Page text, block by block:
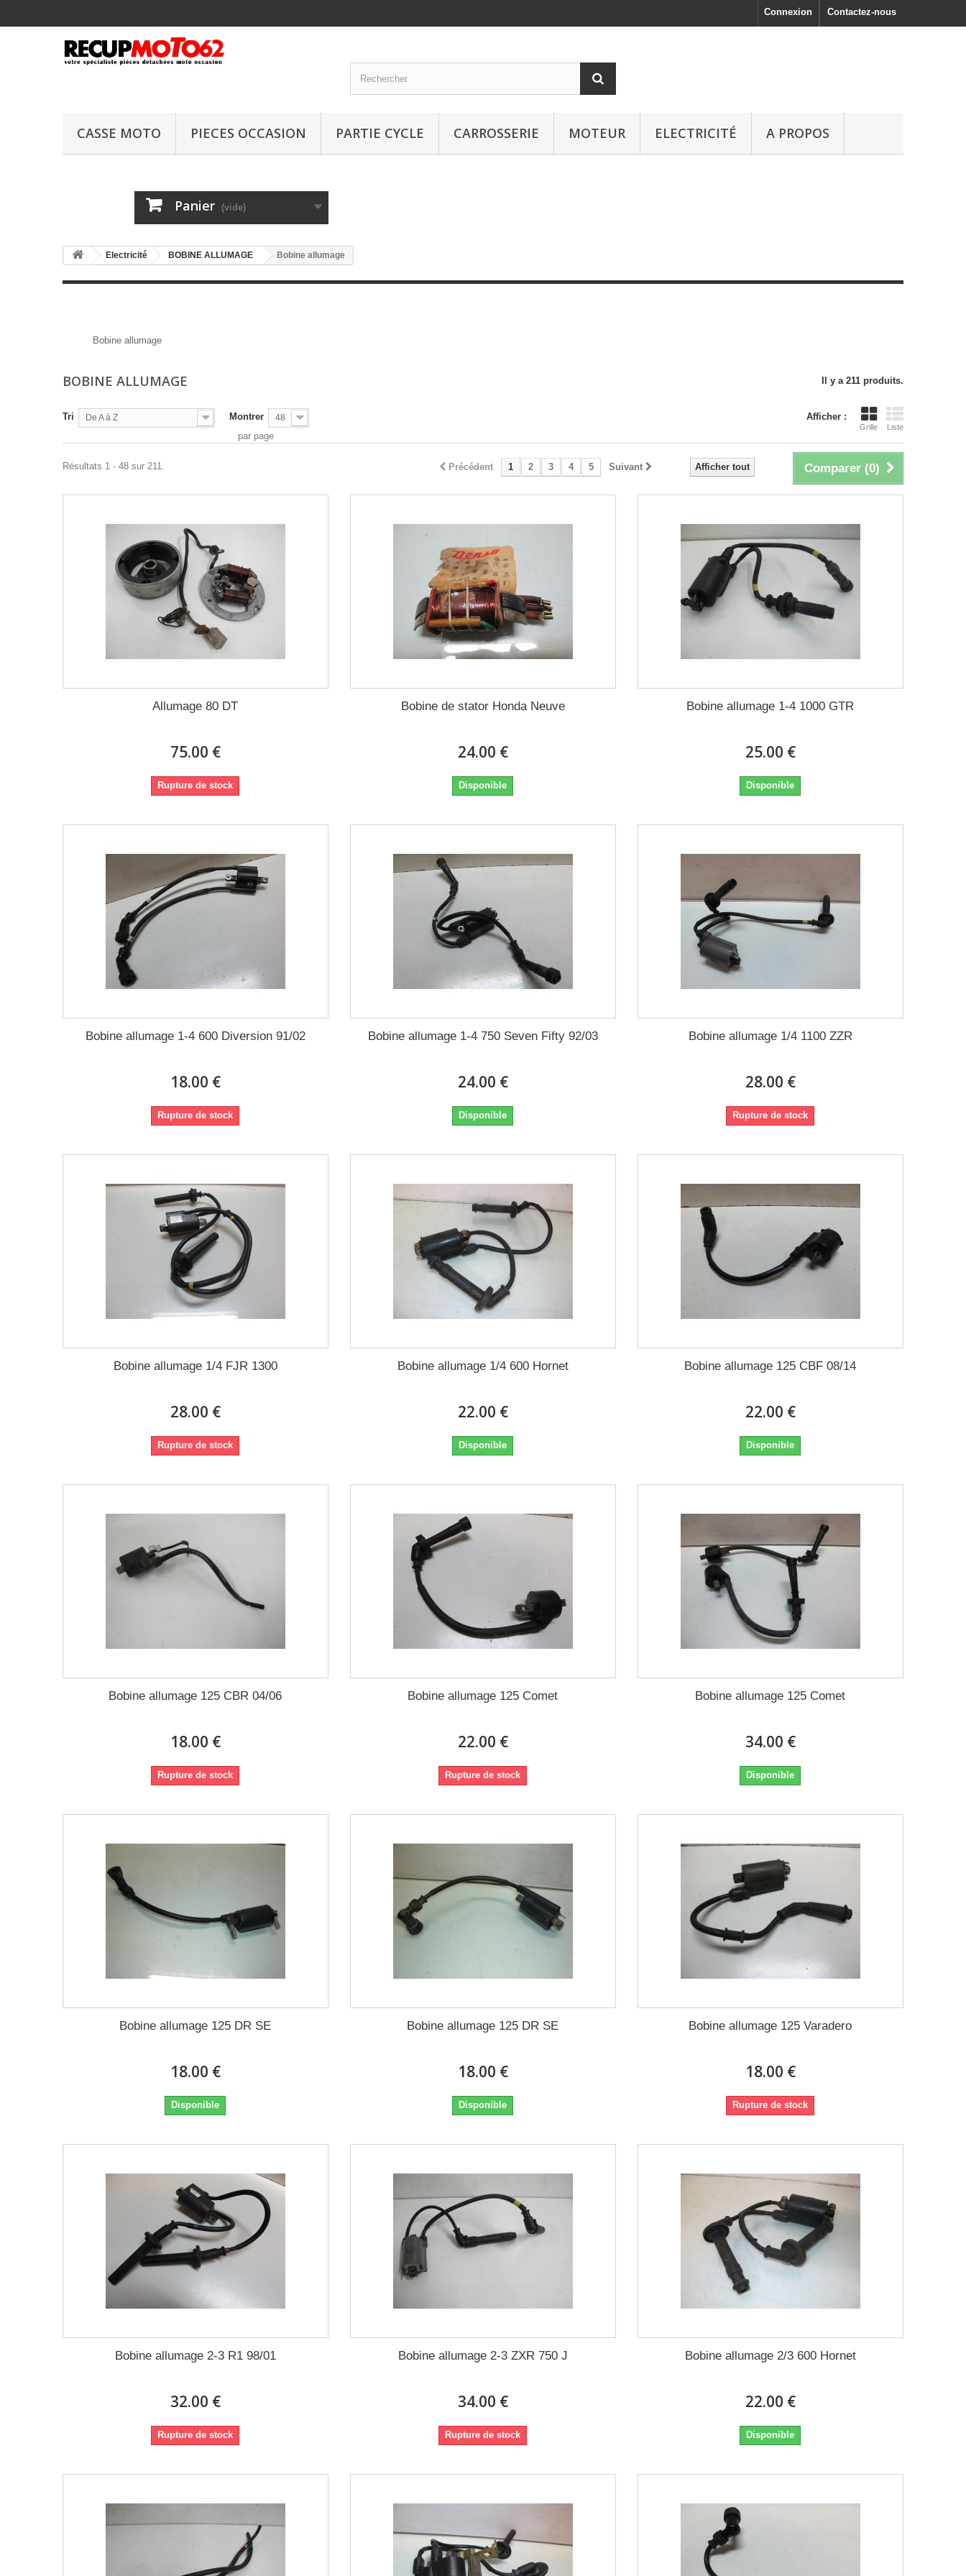
Contactez-nous
Connexion
CASSE MOTO PIECES OCCASION PARTIE CYCLE CARROSSERIE MOTEUR ELECTRICITÉ A PROPOS
Panier (vide)
Electricité BOBINE ALLUMAGE Bobine allumage
Bobine allumage
BOBINE ALLUMAGE Il y a 211 produits.
Afficher :
Grille Liste
Tri De A à Z Montrer 48
par page
Comparer (0)
Afficher tout
Précédent 1 2 3 4 5 Suivant
Résultats 1 - 48 sur 211.
Allumage 80 DT
75.00 €
Rupture de stock
Bobine de stator Honda Neuve
24.00 €
Disponible
Bobine allumage 1-4 1000 GTR
25.00 €
Disponible
Bobine allumage 1-4 600 Diversion 91/02
18.00 €
Rupture de stock
Bobine allumage 1-4 750 Seven Fifty 92/03
24.00 €
Disponible
Bobine allumage 1/4 1100 ZZR
28.00 €
Rupture de stock
Bobine allumage 1/4 FJR 1300
28.00 €
Rupture de stock
Bobine allumage 1/4 600 Hornet
22.00 €
Disponible
Bobine allumage 125 CBF 08/14
22.00 €
Disponible
Bobine allumage 125 CBR 04/06
18.00 €
Rupture de stock
Bobine allumage 125 Comet
22.00 €
Rupture de stock
Bobine allumage 125 Comet
34.00 €
Disponible
Bobine allumage 125 DR SE
18.00 €
Disponible
Bobine allumage 125 DR SE
18.00 €
Disponible
Bobine allumage 125 Varadero
18.00 €
Rupture de stock
Bobine allumage 2-3 R1 98/01
32.00 €
Rupture de stock
Bobine allumage 2-3 ZXR 750 J
34.00 €
Rupture de stock
Bobine allumage 2/3 600 Hornet
22.00 €
Disponible